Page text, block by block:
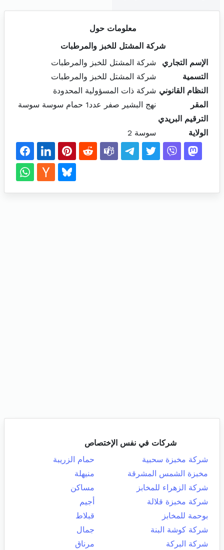
معلومات حول
شركة المشتل للخبز والمرطبات
الإسم التجاري
شركة المشتل للخبز والمرطبات
التسمية
شركة المشتل للخبز والمرطبات
النظام القانوني شركة ذات المسؤولية المحدودة
المقر
نهج البشير صفر عدد1 حمام سوسة سوسة
الترقيم البريدي
الولاية
سوسة 2
شركات في نفس الإختصاص
شركة مخبزة سحبية
حمام الزريبة
مخبزة الشمس المشرقة
منيهلة
شركة الزهراء للمخابز
مساكن
شركة مخبزة قلالة
أجيم
بوحمة للمخابز
قبلاط
شركة كوشة البنة
جمال
شركة البركة
مرناق